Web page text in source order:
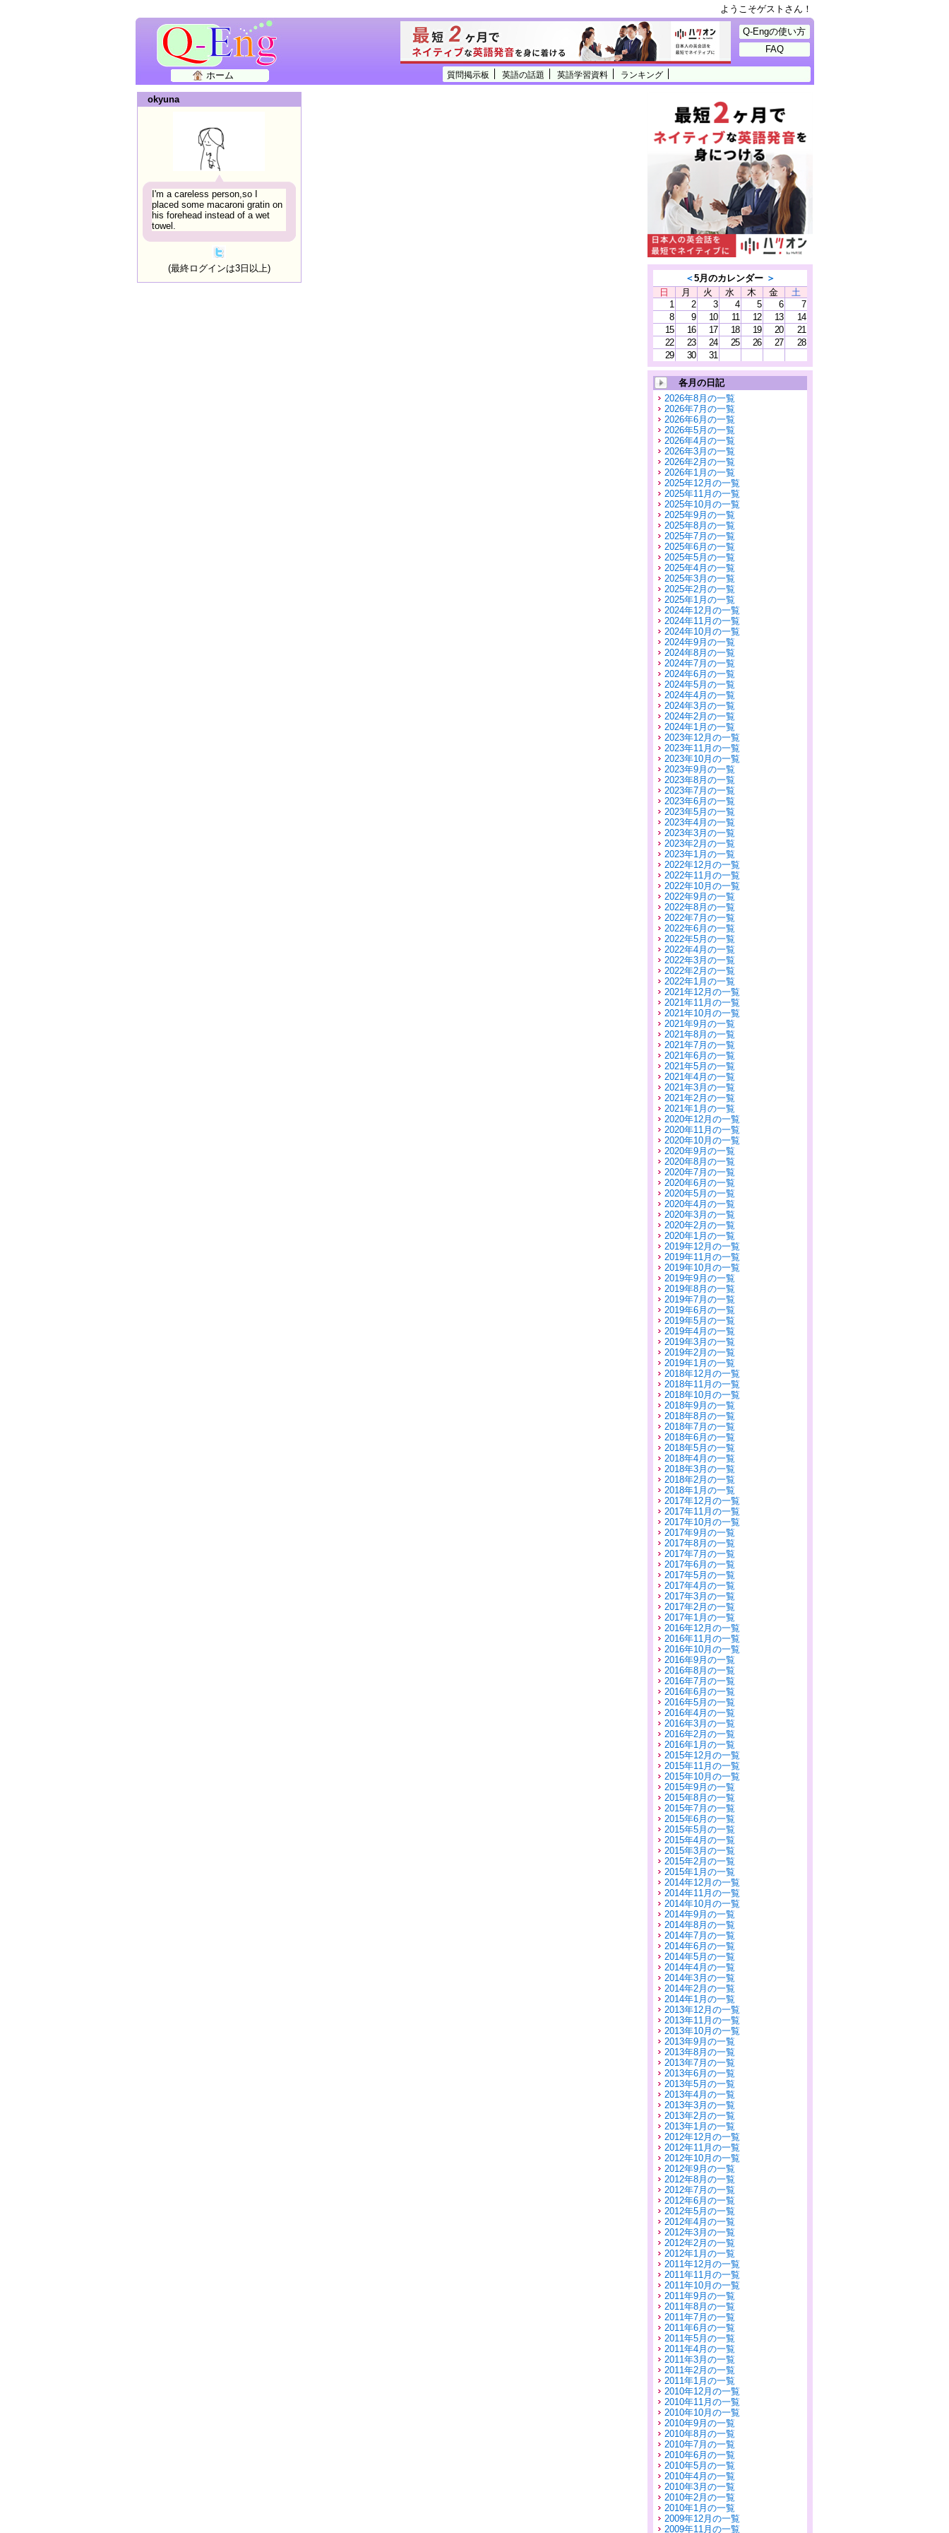
ようこそゲストさん！
質問掲示板 英語の話題 英語学習資料 ランキング
ホーム
Q-Engの使い方
FAQ
okyuna
I'm a careless person,so I
placed some macaroni gratin on
his forehead instead of a wet
towel.
(最終ログインは3日以上)
＜5月のカレンダー ＞
日
月 火 水 木 金
土
1
2 3 4 5 6
7
8
9 10 11 12 13
14
15
16 17 18 19 20
21
22
23 24 25 26 27
28
29
30 31
各月の日記
2026年8月の一覧
2026年7月の一覧
2026年6月の一覧
2026年5月の一覧
2026年4月の一覧
2026年3月の一覧
2026年2月の一覧
2026年1月の一覧
2025年12月の一覧
2025年11月の一覧
2025年10月の一覧
2025年9月の一覧
2025年8月の一覧
2025年7月の一覧
2025年6月の一覧
2025年5月の一覧
2025年4月の一覧
2025年3月の一覧
2025年2月の一覧
2025年1月の一覧
2024年12月の一覧
2024年11月の一覧
2024年10月の一覧
2024年9月の一覧
2024年8月の一覧
2024年7月の一覧
2024年6月の一覧
2024年5月の一覧
2024年4月の一覧
2024年3月の一覧
2024年2月の一覧
2024年1月の一覧
2023年12月の一覧
2023年11月の一覧
2023年10月の一覧
2023年9月の一覧
2023年8月の一覧
2023年7月の一覧
2023年6月の一覧
2023年5月の一覧
2023年4月の一覧
2023年3月の一覧
2023年2月の一覧
2023年1月の一覧
2022年12月の一覧
2022年11月の一覧
2022年10月の一覧
2022年9月の一覧
2022年8月の一覧
2022年7月の一覧
2022年6月の一覧
2022年5月の一覧
2022年4月の一覧
2022年3月の一覧
2022年2月の一覧
2022年1月の一覧
2021年12月の一覧
2021年11月の一覧
2021年10月の一覧
2021年9月の一覧
2021年8月の一覧
2021年7月の一覧
2021年6月の一覧
2021年5月の一覧
2021年4月の一覧
2021年3月の一覧
2021年2月の一覧
2021年1月の一覧
2020年12月の一覧
2020年11月の一覧
2020年10月の一覧
2020年9月の一覧
2020年8月の一覧
2020年7月の一覧
2020年6月の一覧
2020年5月の一覧
2020年4月の一覧
2020年3月の一覧
2020年2月の一覧
2020年1月の一覧
2019年12月の一覧
2019年11月の一覧
2019年10月の一覧
2019年9月の一覧
2019年8月の一覧
2019年7月の一覧
2019年6月の一覧
2019年5月の一覧
2019年4月の一覧
2019年3月の一覧
2019年2月の一覧
2019年1月の一覧
2018年12月の一覧
2018年11月の一覧
2018年10月の一覧
2018年9月の一覧
2018年8月の一覧
2018年7月の一覧
2018年6月の一覧
2018年5月の一覧
2018年4月の一覧
2018年3月の一覧
2018年2月の一覧
2018年1月の一覧
2017年12月の一覧
2017年11月の一覧
2017年10月の一覧
2017年9月の一覧
2017年8月の一覧
2017年7月の一覧
2017年6月の一覧
2017年5月の一覧
2017年4月の一覧
2017年3月の一覧
2017年2月の一覧
2017年1月の一覧
2016年12月の一覧
2016年11月の一覧
2016年10月の一覧
2016年9月の一覧
2016年8月の一覧
2016年7月の一覧
2016年6月の一覧
2016年5月の一覧
2016年4月の一覧
2016年3月の一覧
2016年2月の一覧
2016年1月の一覧
2015年12月の一覧
2015年11月の一覧
2015年10月の一覧
2015年9月の一覧
2015年8月の一覧
2015年7月の一覧
2015年6月の一覧
2015年5月の一覧
2015年4月の一覧
2015年3月の一覧
2015年2月の一覧
2015年1月の一覧
2014年12月の一覧
2014年11月の一覧
2014年10月の一覧
2014年9月の一覧
2014年8月の一覧
2014年7月の一覧
2014年6月の一覧
2014年5月の一覧
2014年4月の一覧
2014年3月の一覧
2014年2月の一覧
2014年1月の一覧
2013年12月の一覧
2013年11月の一覧
2013年10月の一覧
2013年9月の一覧
2013年8月の一覧
2013年7月の一覧
2013年6月の一覧
2013年5月の一覧
2013年4月の一覧
2013年3月の一覧
2013年2月の一覧
2013年1月の一覧
2012年12月の一覧
2012年11月の一覧
2012年10月の一覧
2012年9月の一覧
2012年8月の一覧
2012年7月の一覧
2012年6月の一覧
2012年5月の一覧
2012年4月の一覧
2012年3月の一覧
2012年2月の一覧
2012年1月の一覧
2011年12月の一覧
2011年11月の一覧
2011年10月の一覧
2011年9月の一覧
2011年8月の一覧
2011年7月の一覧
2011年6月の一覧
2011年5月の一覧
2011年4月の一覧
2011年3月の一覧
2011年2月の一覧
2011年1月の一覧
2010年12月の一覧
2010年11月の一覧
2010年10月の一覧
2010年9月の一覧
2010年8月の一覧
2010年7月の一覧
2010年6月の一覧
2010年5月の一覧
2010年4月の一覧
2010年3月の一覧
2010年2月の一覧
2010年1月の一覧
2009年12月の一覧
2009年11月の一覧